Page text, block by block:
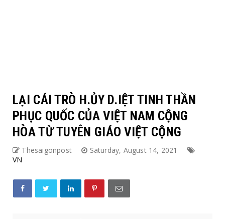
LẠI CÁI TRÒ H.ỦY D.IỆT TINH THẦN
PHỤC QUỐC CỦA VIỆT NAM CỘNG
HÒA TỪ TUYÊN GIÁO VIỆT CỘNG
Thesaigonpost
Saturday, August 14, 2021
VN